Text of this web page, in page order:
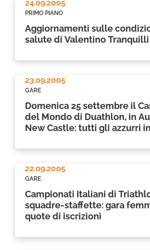
24.09.2005
PRIMO PIANO
Aggiornamenti sulle
salute di Valentino Tranquilli
23.09.2005
GARE
Domenica 25 settembre il
del Mondo di Duathlon, in
New Castle: tutti gli azzurri
22.09.2005
GARE
Campionati Italiani di
squadre-staffette: gara
quote di iscrizioni